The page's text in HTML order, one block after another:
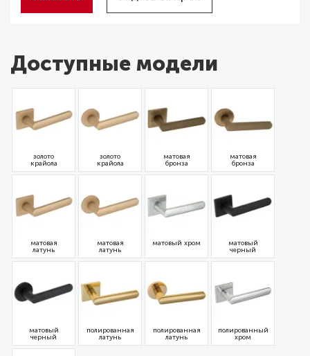
Доступные модели
золото
крайола
золото
крайола
матовая
бронза
матовая
бронза
матовая
латунь
матовая
латунь
матовый хром
матовый
черный
матовый
черный
полированная
латунь
полированная
латунь
полированный
хром